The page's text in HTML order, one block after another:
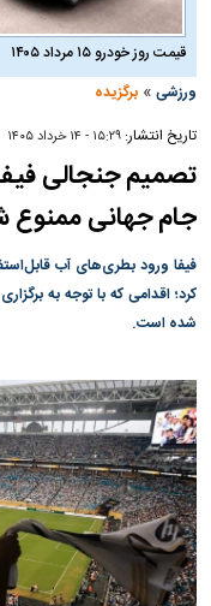
قیمت روز خودرو ۱۵ مرداد ۱۴۰۵
ورزشی »برگزیده
تاریخ انتشار:۱۵:۲۹ - ۱۴ خرداد ۱۴۰۵
تصمیم جنجالی
جام جهانی ممنوع
کرد؛ اقدامی که با توجه به
شده است.